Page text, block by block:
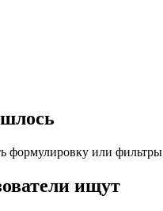
формулировку или фильтры
ищут